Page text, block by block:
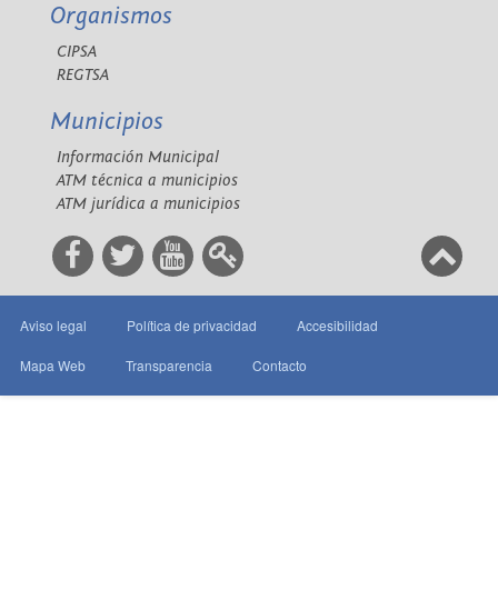
Organismos
CIPSA
REGTSA
Municipios
Información Municipal
ATM técnica a municipios
ATM jurídica a municipios
Aviso legal Política de privacidad Accesibilidad
Mapa Web Transparencia Contacto